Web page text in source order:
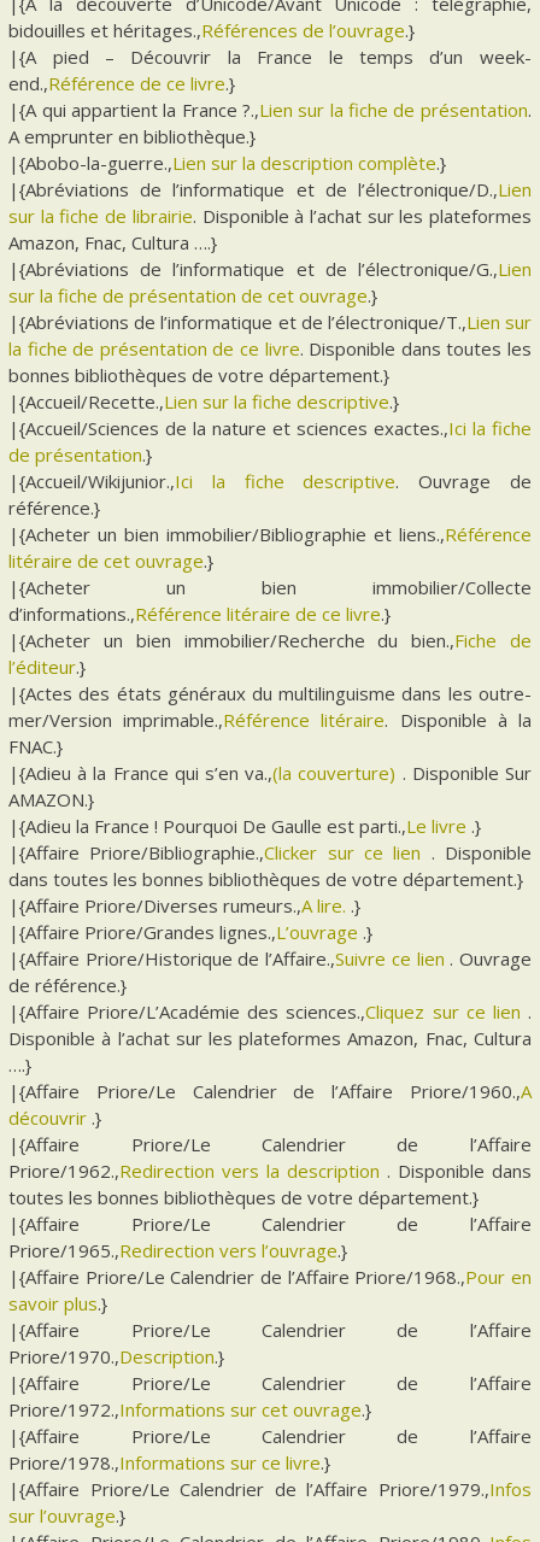
bidouilles et héritages.,Références de l’ouvrage.}
|{A pied – Découvrir la France le temps d’un week-
end.,Référence de ce livre.}
|{A qui appartient la France ?.,Lien sur la fiche de présentation.
A emprunter en bibliothèque.}
|{Abobo-la-guerre.,Lien sur la description complète.}
|{Abréviations de l’informatique et de l’électronique/D.,Lien
sur la fiche de librairie. Disponible à l’achat sur les plateformes
Amazon, Fnac, Cultura ….}
|{Abréviations de l’informatique et de l’électronique/G.,Lien
sur la fiche de présentation de cet ouvrage.}
|{Abréviations de l’informatique et de l’électronique/T.,Lien sur
la fiche de présentation de ce livre. Disponible dans toutes les
bonnes bibliothèques de votre département.}
|{Accueil/Recette.,Lien sur la fiche descriptive.}
|{Accueil/Sciences de la nature et sciences exactes.,Ici la fiche
de présentation.}
|{Accueil/Wikijunior.,Ici la fiche descriptive. Ouvrage de
référence.}
|{Acheter un bien immobilier/Bibliographie et liens.,Référence
litéraire de cet ouvrage.}
|{Acheter un bien immobilier/Collecte
d’informations.,Référence litéraire de ce livre.}
|{Acheter un bien immobilier/Recherche du bien.,Fiche de
l’éditeur.}
|{Actes des états généraux du multilinguisme dans les outre-
mer/Version imprimable.,Référence litéraire. Disponible à la
FNAC.}
|{Adieu à la France qui s’en va.,(la couverture) . Disponible Sur
AMAZON.}
|{Adieu la France ! Pourquoi De Gaulle est parti.,Le livre .}
|{Affaire Priore/Bibliographie.,Clicker sur ce lien . Disponible
dans toutes les bonnes bibliothèques de votre département.}
|{Affaire Priore/Diverses rumeurs.,A lire. .}
|{Affaire Priore/Grandes lignes.,L’ouvrage .}
|{Affaire Priore/Historique de l’Affaire.,Suivre ce lien . Ouvrage
de référence.}
|{Affaire Priore/L’Académie des sciences.,Cliquez sur ce lien .
Disponible à l’achat sur les plateformes Amazon, Fnac, Cultura
….}
|{Affaire Priore/Le Calendrier de l’Affaire Priore/1960.,A
découvrir .}
|{Affaire Priore/Le Calendrier de l’Affaire
Priore/1962.,Redirection vers la description . Disponible dans
toutes les bonnes bibliothèques de votre département.}
|{Affaire Priore/Le Calendrier de l’Affaire
Priore/1965.,Redirection vers l’ouvrage.}
|{Affaire Priore/Le Calendrier de l’Affaire Priore/1968.,Pour en
savoir plus.}
|{Affaire Priore/Le Calendrier de l’Affaire
Priore/1970.,Description.}
|{Affaire Priore/Le Calendrier de l’Affaire
Priore/1972.,Informations sur cet ouvrage.}
|{Affaire Priore/Le Calendrier de l’Affaire
Priore/1978.,Informations sur ce livre.}
|{Affaire Priore/Le Calendrier de l’Affaire Priore/1979.,Infos
sur l’ouvrage.}